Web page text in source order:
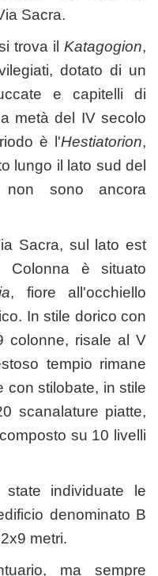
Sacra.
trova il Katagogion,
dotato di un
e capitelli di
metà del IV secolo
è l'Hestiatorion,
lungo il lato sud del
sono ancora
Sacra, sul lato est
Colonna è situato
, fiore all'occhiello
In stile dorico con
colonne, risale al V
tempio rimane
con stilobate, in stile
scanalature piatte,
su 10 livelli
individuate le
denominato B
metri.
ma sempre